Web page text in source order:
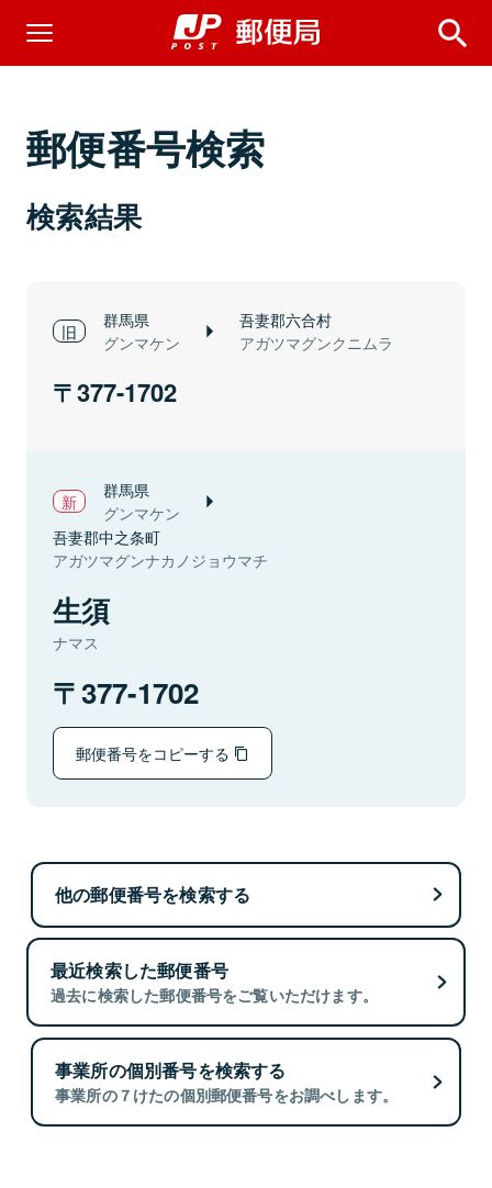
郵便番号検索
検索結果
群馬県
グンマケン
吾妻郡六合村
アガツマグンクニムラ
377-1702
群馬県
グンマケン
吾妻郡中之条町
アガツマグンナカノジョウマチ
生須
ナマス
377-1702
郵便番号をコピーする
他の郵便番号を検索する
最近検索した郵便番号
過去に検索した郵便番号をご覧いただけます。
事業所の個別番号を検索する
事業所の７けたの個別郵便番号をお調べします。